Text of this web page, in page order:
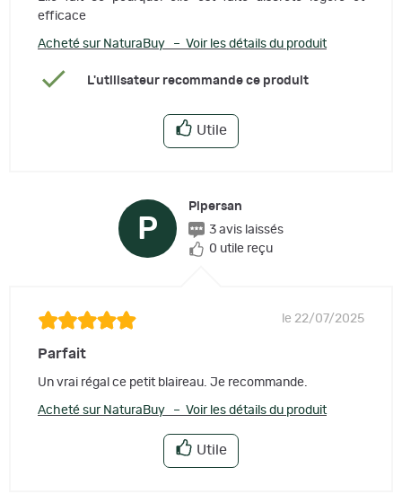
efficace
Acheté sur NaturaBuy – Voir les détails du produit
L'utilisateur recommande ce produit
Utile
P
Plpersan
3 avis laissés
0 utile reçu
le 22/07/2025
Parfait
Un vrai régal ce petit blaireau. Je recommande.
Acheté sur NaturaBuy – Voir les détails du produit
Utile